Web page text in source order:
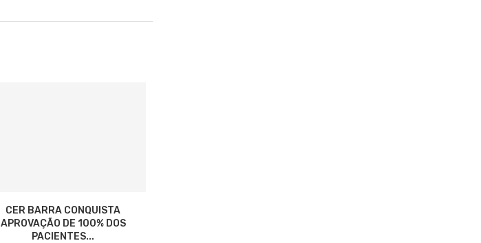
CER BARRA CONQUISTA
APROVAÇÃO DE 100% DOS
PACIENTES...